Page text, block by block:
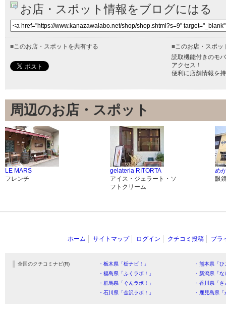
お店・スポット情報をブログにはる
■このお店・スポットを共有する ■このお店・スポッ
読取機能付きのモ
アクセス！
便利に店舗情報を
周辺のお店・スポット
LE MARS
フレンチ
gelateria RITORTA
アイス・ジェラート・ソ
フトクリーム
め
眼
ホーム サイトマップ ログイン クチコミ投稿 プラ
全国のクチコミナビ(R) ・栃木県「栃ナビ！」
・熊本県「
・福島県「ふくラボ！」
・新潟県「
・群馬県「ぐんラボ！」
・香川県「
・石川県「金沢ラボ！」
・鹿児島県